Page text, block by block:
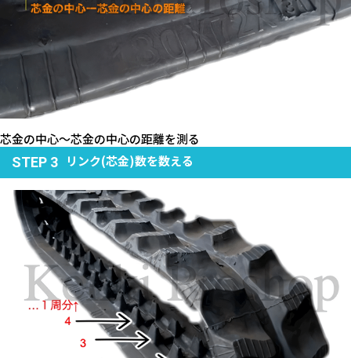
芯金の中心～芯金の中心の距離を測る
STEP 3
リンク(芯金)数を数える